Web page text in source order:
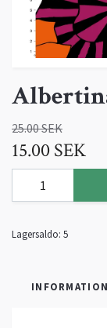
25.00 SEK
15.00 SEK
Lagersaldo: 5
INFORMATION